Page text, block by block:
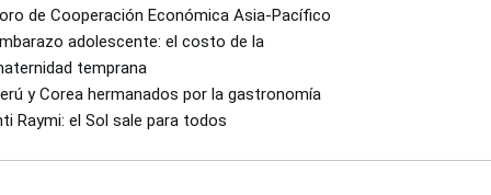
de Cooperación Económica Asia-Pacífico
adolescente: el costo de la
temprana
y Corea hermanados por la gastronomía
Raymi: el Sol sale para todos